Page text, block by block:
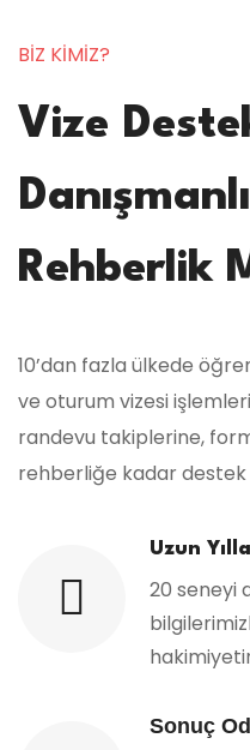
BİZ KİMİZ?
Vize
Rehberlik
10’dan fazla ülkede
ve oturum vizesi
randevu takiplerine,
rehberliğe kadar destek
Uzun
20 seneyi
Sonuç